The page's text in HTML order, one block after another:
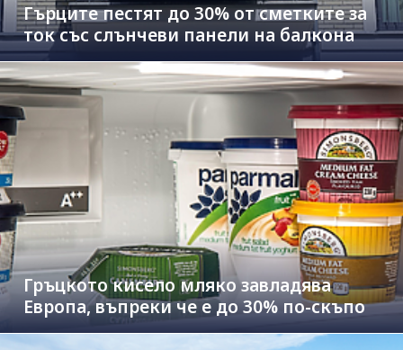
Гърците пестят до 30% от сметките за
ток със слънчеви панели на балкона
Гръцкото кисело мляко завладява
Европа, въпреки че е до 30% по-скъпо